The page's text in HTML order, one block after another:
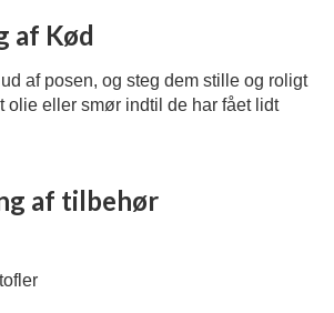
af Kød
af posen, og steg dem stille og roligt
olie eller smør indtil de har fået lidt
af tilbehør